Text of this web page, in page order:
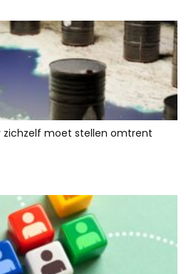
zichzelf moet stellen omtrent